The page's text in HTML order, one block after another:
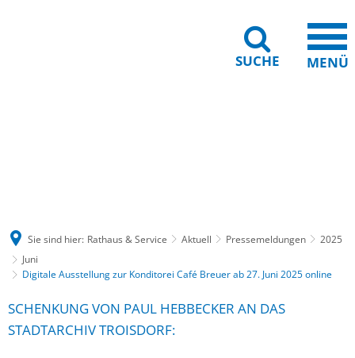
SUCHE MENÜ
Sie sind hier: Rathaus & Service Aktuell Pressemeldungen
2025
Juni
Digitale Ausstellung zur Konditorei Café Breuer ab 27. Juni 2025 online
SCHENKUNG VON PAUL HEBBECKER AN DAS
STADTARCHIV TROISDORF: